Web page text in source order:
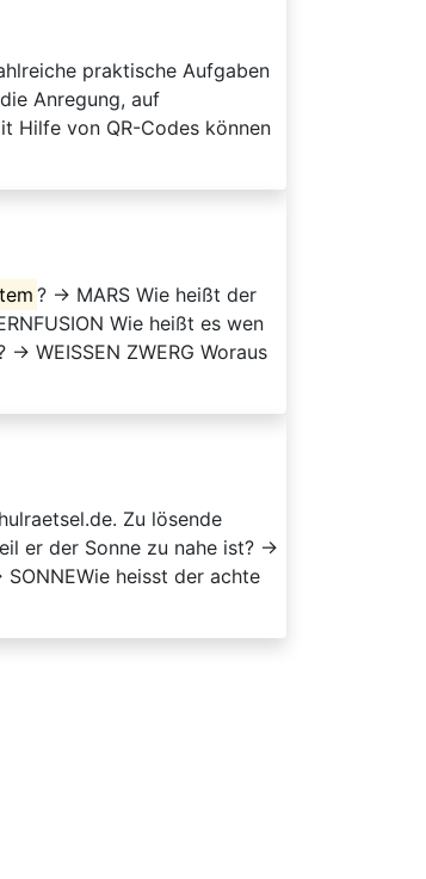
praktische Aufgaben
Anregung, auf
Hilfe von QR-Codes können
? → MARS Wie heißt der
Wie heißt es wen
WEISSEN ZWERG Woraus
Zu lösende
er der Sonne zu nahe ist? →
SONNEWie heisst der achte